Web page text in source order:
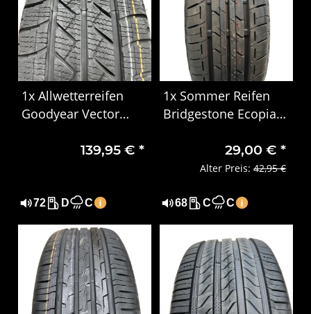
1x Allwetterreifen
Goodyear Vector
215/65R16C 106/104T
139,95 € *
72 D C
1x Sommer Reifen
Bridgestone Ecopia
29,00 €*
Alter Preis:42,95 €
68 C C